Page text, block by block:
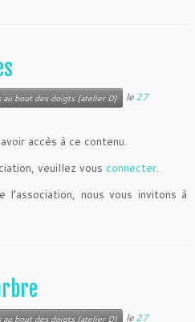
au bout des doigts (atelier D) le27
accès à ce contenu.
veuillez vous connecter.
l’association, nous vous invitons à
au bout des doigts (atelier D) le27